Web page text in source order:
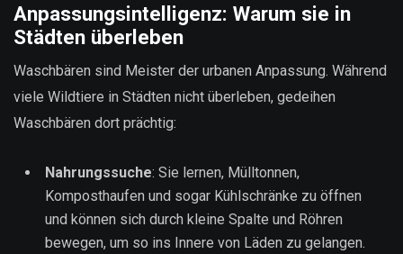
Anpassungsintelligenz: Warum sie in
Städten überleben
Waschbären sind Meister der urbanen Anpassung. Während
viele Wildtiere in Städten nicht überleben, gedeihen
Waschbären dort prächtig:
Nahrungssuche: Sie lernen, Mülltonnen,
Komposthaufen und sogar Kühlschränke zu öffnen
und können sich durch kleine Spalte und Röhren
bewegen, um so ins Innere von Läden zu gelangen.